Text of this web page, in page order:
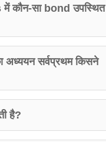
कौन-सा bond उपस्थित
सर्वप्रथम किसने
है?